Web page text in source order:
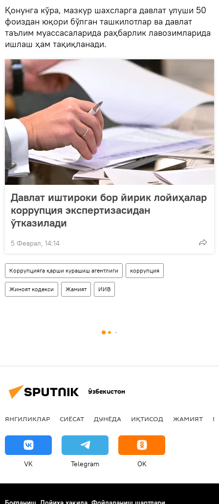
Қонунга кўра, мазкур шахсларга давлат улуши 50
фоиздан юқори бўлган ташкилотлар ва давлат
таълим муассасаларида раҳбарлик лавозимларида
ишлаш ҳам тақиқланади.
Давлат иштироки бор йирик лойиҳалар
коррупция экспертизасидан
ўтказилади
5 Феврал, 14:14
Коррупцияга қарши курашиш агентлиги коррупция
Жиноят кодекси Жамият ИИВ
Ўзбекистон
ЯНГИЛИКЛАР СИЁСАТ ДУНЁДА ИҚТИСОД ЖАМИЯТ
VK Telegram OK